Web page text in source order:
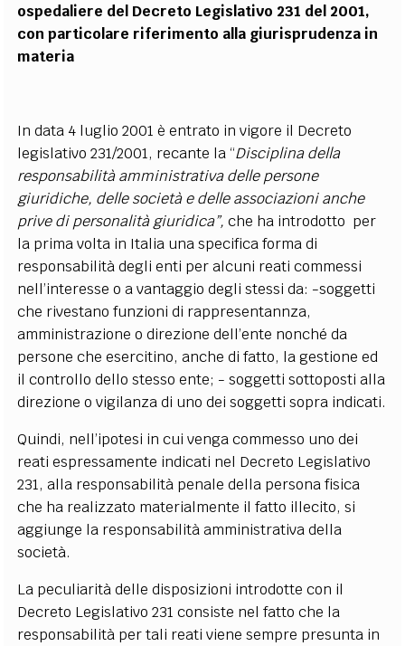
ospedaliere del Decreto Legislativo 231 del 2001,
con particolare riferimento alla giurisprudenza in
materia
In data 4 luglio 2001 è entrato in vigore il Decreto
legislativo 231/2001, recante la “Disciplina della
responsabilità amministrativa delle persone
giuridiche, delle società e delle associazioni anche
prive di personalità giuridica”,che ha introdotto per
la prima volta in Italia una specifica forma di
responsabilità degli enti per alcuni reati commessi
nell’interesse o a vantaggio degli stessi da: -soggetti
che rivestano funzioni di rappresentannza,
amministrazione o direzione dell’ente nonché da
persone che esercitino, anche di fatto, la gestione ed
il controllo dello stesso ente; - soggetti sottoposti alla
direzione o vigilanza di uno dei soggetti sopra indicati.
Quindi, nell’ipotesi in cui venga commesso uno dei
reati espressamente indicati nel Decreto Legislativo
231, alla responsabilità penale della persona fisica
che ha realizzato materialmente il fatto illecito, si
aggiunge la responsabilità amministrativa della
società.
La peculiarità delle disposizioni introdotte con il
Decreto Legislativo 231 consiste nel fatto che la
responsabilità per tali reati viene sempre presunta in